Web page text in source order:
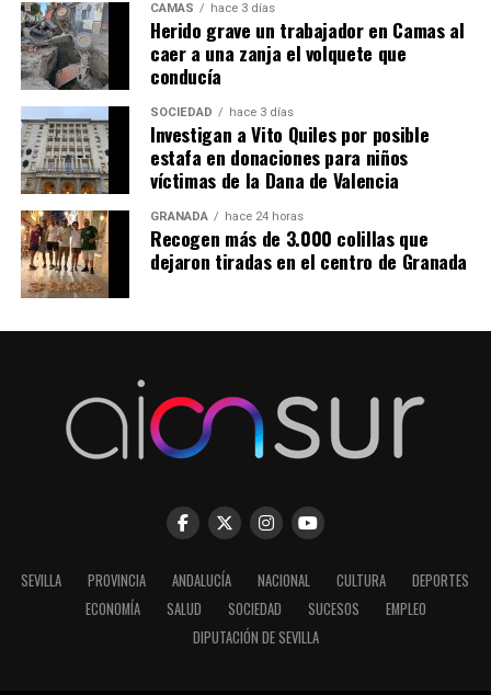
CAMAS hace 3 días
Herido grave un trabajador en Camas al
caer a una zanja el volquete que
conducía
SOCIEDAD hace 3 días
Investigan a Vito Quiles por posible
estafa en donaciones para niños
víctimas de la Dana de Valencia
GRANADA hace 24 horas
Recogen más de 3.000 colillas que
dejaron tiradas en el centro de Granada
SEVILLA PROVINCIA ANDALUCÍA NACIONAL CULTURA
DEPORTES
ECONOMÍA
SALUD SOCIEDAD SUCESOS
EMPLEO
DIPUTACIÓN DE SEVILLA